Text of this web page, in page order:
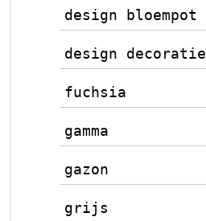
design bloempot
design decoratie
fuchsia
gamma
gazon
grijs